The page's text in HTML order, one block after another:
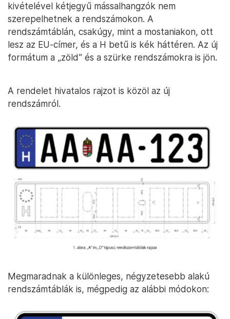
kivételével kétjegyű mássalhangzók nem
szerepelhetnek a rendszámokon. A
rendszámtáblán, csakúgy, mint a mostaniakon, ott
lesz az EU-címer, és a H betű is kék háttéren. Az új
formátum a „zöld” és a szürke rendszámokra is jön.
A rendelet hivatalos rajzot is közöl az új
rendszámról.
Megmaradnak a különleges, négyzetesebb alakú
rendszámtáblák is, mégpedig az alábbi módokon: